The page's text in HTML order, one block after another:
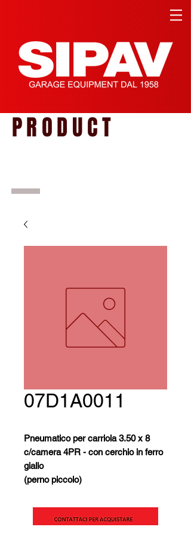
PRODUCT
07D1A0011
Pneumatico per carriola 3.50 x 8
c/camera 4PR - con cerchio in ferro
giallo
(perno piccolo)